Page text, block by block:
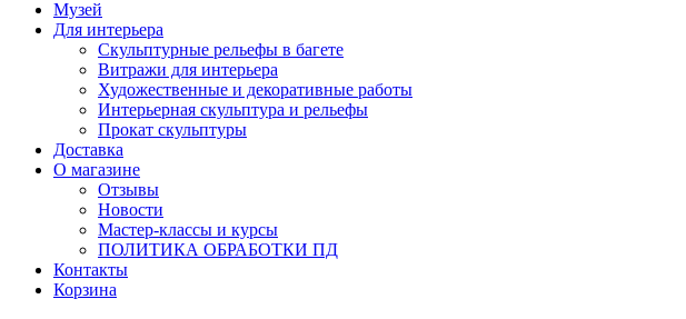
Музей
Для интерьера
Скульптурные рельефы в багете
Витражи для интерьера
Художественные и декоративные работы
Интерьерная скульптура и рельефы
Прокат скульптуры
Доставка
О магазине
Отзывы
Новости
Мастер-классы и курсы
ПОЛИТИКА ОБРАБОТКИ ПД
Контакты
Корзина